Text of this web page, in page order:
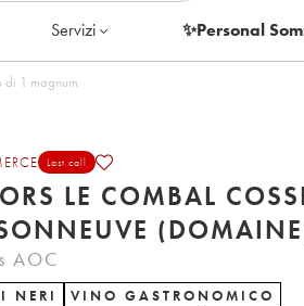
Servizi ✨Personal
(Domaine) 2021 - Lotto di 1 magnum
Last call
LE COMBAL
AOC
NERI
VINO GASTRONOMICO